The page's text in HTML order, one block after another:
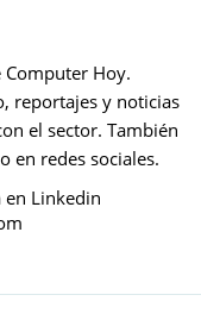
Hoy.
reportajes y noticias
el sector. También
en redes sociales.
en Linkedin